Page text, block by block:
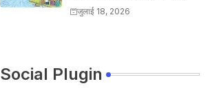
Translation &
जुलाई 18, 2026
Social Plugin